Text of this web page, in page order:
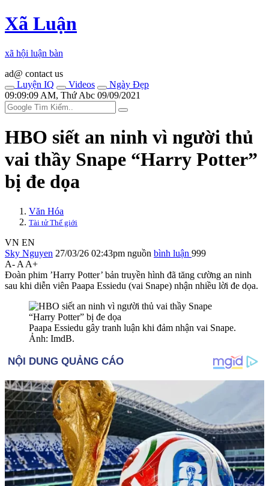
Xã Luận
xã hội luận bàn
ad@ contact us
Luyện IQ
Videos
Ngày Đẹp
09:09:09 AM, Thứ Abc 09/09/2021
HBO siết an ninh vì người thủ
vai thầy Snape “Harry Potter”
bị đe dọa
Văn Hóa
Tài tử Thế giới
VN EN
Sky Nguyen 27/03/26 02:43pm nguồn bình luận 999
A- A A+
Đoàn phim ’Harry Potter’ bản truyền hình đã tăng cường an ninh
sau khi diễn viên Paapa Essiedu (vai Snape) nhận nhiều lời đe dọa.
Paapa Essiedu gây tranh luận khi đảm nhận vai Snape.
Ảnh: ImdB.